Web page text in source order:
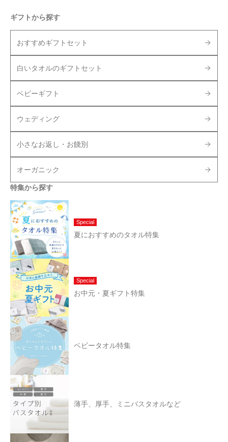
ギフトから探す
おすすめギフトセット
白いタオルのギフトセット
ベビーギフト
ウェディング
小さなお返し・お餞別
オーガニック
特集から探す
Special
夏におすすめのタオル特集
Special
お中元・夏ギフト特集
ベビータオル特集
薄手、厚手、ミニバスタオルなど